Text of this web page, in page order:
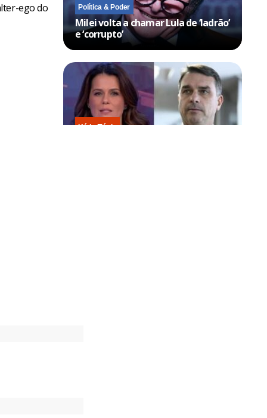
ego do
Política & Poder
Milei volta a chamar Lula de ‘ladrão’
e ‘corrupto’
Kátia Flávia